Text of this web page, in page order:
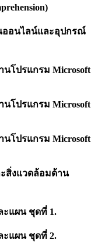
ออนไลน์และอุปกรณ์
นโปรแกรม Microsoft
นโปรแกรม Microsoft
นโปรแกรม Microsoft
สิ่งแวดล้อมด้าน
ะแผน ชุดที่ 1.
ะแผน ชุดที่ 2.